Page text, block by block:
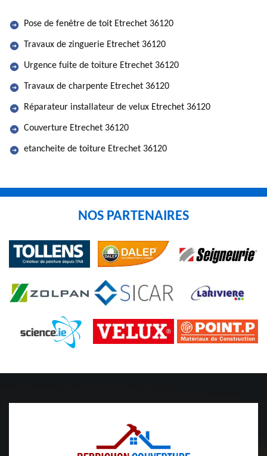
Pose de fenêtre de toit Etrechet 36120
Travaux de zinguerie Etrechet 36120
Urgence fuite de toiture Etrechet 36120
Travaux de charpente Etrechet 36120
Réparateur installateur de velux Etrechet 36120
Couverture Etrechet 36120
etancheite de toiture Etrechet 36120
NOS PARTENAIRES